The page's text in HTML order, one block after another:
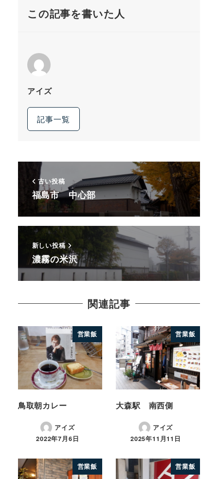
この記事を書いた人
アイズ
記事一覧
古い投稿
福島市 中心部
新しい投稿
濃霧の米沢
関連記事
営業飯
鳥取朝カレー
アイズ
2022年7月6日
営業飯
大森駅 南西側
アイズ
2025年11月11日
営業飯 営業飯